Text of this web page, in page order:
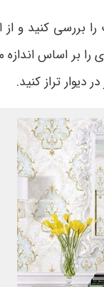
کنید و از
بر اساس اندازه
دیوار تراز کنید.